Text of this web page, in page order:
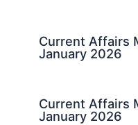
Current Affairs
January 2026
Current Affairs
January 2026